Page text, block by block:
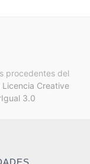
procedentes del
Licencia Creative
3.0